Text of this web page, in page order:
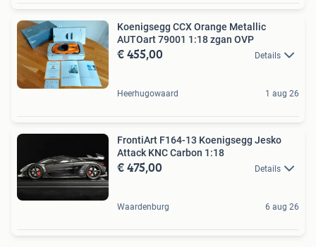
Koenigsegg CCX Orange Metallic
AUTOart 79001 1:18 zgan OVP
€ 455,00 Details
Heerhugowaard 1 aug 26
FrontiArt F164-13 Koenigsegg Jesko
Attack KNC Carbon 1:18
€ 475,00 Details
Waardenburg 6 aug 26